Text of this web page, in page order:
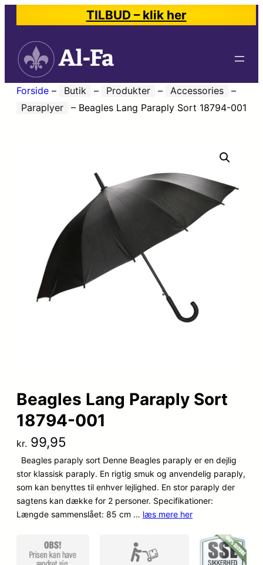
TILBUD – klik her
Forside – Butik – Produkter – Accessories
–
Paraplyer
– Beagles Lang Paraply Sort 18794-001
Beagles Lang Paraply Sort
18794-001
kr. 99,95
Beagles paraply sort Denne Beagles paraply er en dejlig
stor klassisk paraply. En rigtig smuk og anvendelig paraply,
som kan benyttes til enhver lejlighed. En stor paraply der
sagtens kan dække for 2 personer. Specifikationer:
Længde sammenslået: 85 cm … læs mere her